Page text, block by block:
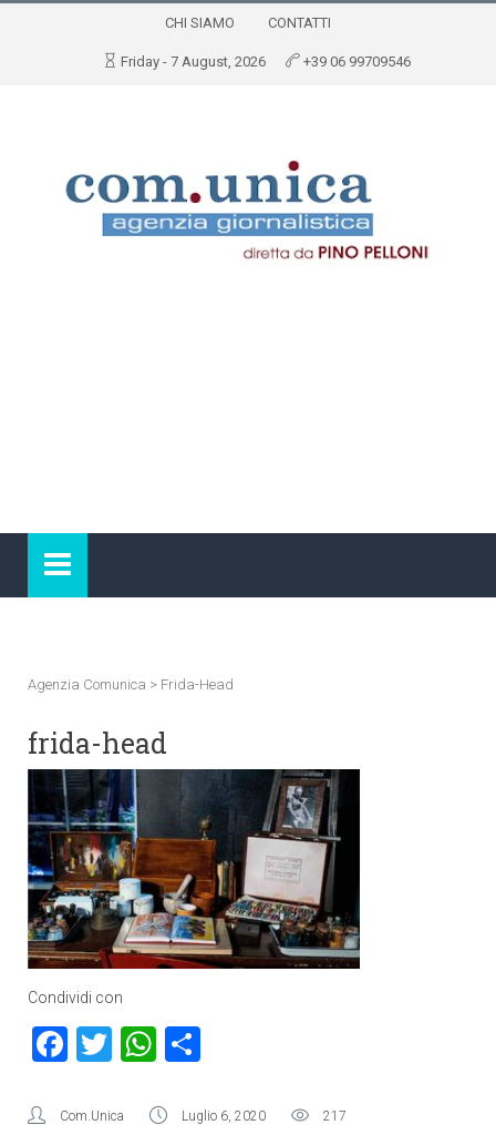
CHI SIAMO CONTATTI
Friday - 7 August, 2026 +39 06 99709546
Agenzia Comunica > Frida-Head
frida-head
Condividi con
Facebook
TwitterWhatsApp
Com.Unica Luglio 6, 2020
217